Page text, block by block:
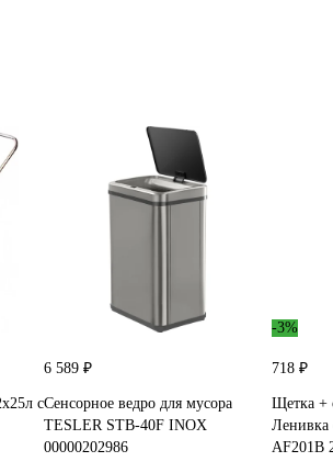
с
6 589 ₽
Сенсорное ведро для мусора
TESLER STB-40F INOX
00000202986
-3%
718 ₽
Щетка +
Ленивка
AF201B